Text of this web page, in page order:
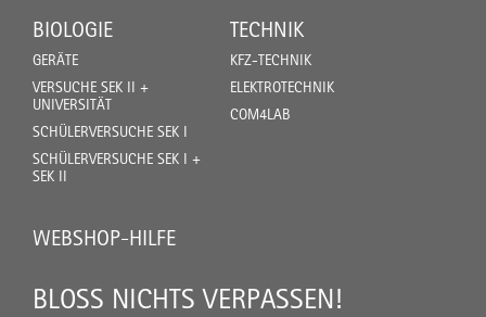
BIOLOGIE
GERÄTE
VERSUCHE SEK II +
UNIVERSITÄT
SCHÜLERVERSUCHE SEK I
SCHÜLERVERSUCHE SEK I +
SEK II
TECHNIK
KFZ-TECHNIK
ELEKTROTECHNIK
COM4LAB
WEBSHOP-HILFE
BLOSS NICHTS VERPASSEN!